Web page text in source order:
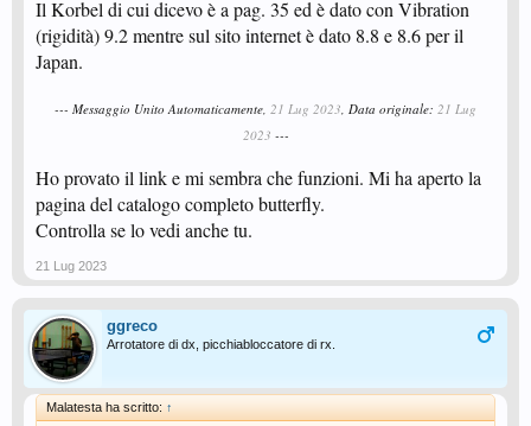
Il Korbel di cui dicevo è a pag. 35 ed è dato con Vibration
(rigidità) 9.2 mentre sul sito internet è dato 8.8 e 8.6 per il
Japan.
--- Messaggio Unito Automaticamente, 21 Lug 2023, Data originale: 21 Lug
2023 ---
Ho provato il link e mi sembra che funzioni. Mi ha aperto la
pagina del catalogo completo butterfly.
Controlla se lo vedi anche tu.
21 Lug 2023
ggreco
Arrotatore di dx, picchiabloccatore di rx.
Malatesta ha scritto: ↑